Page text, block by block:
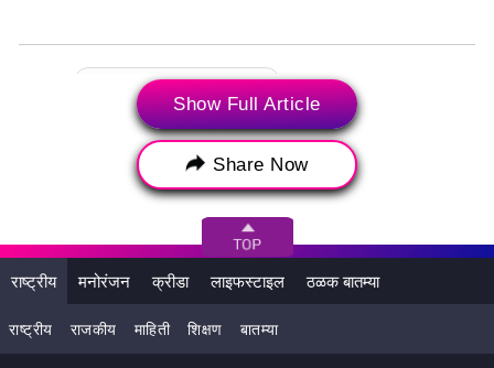
AUS W vs ENG W 1st T20I
AUS W vs ENG W 1st T20I 2025
Australia Women vs England Women 1st T20 Match
Australia Women vs England Women Details
Australia Women vs England Women Head to Head
Records
Australia Women vs England Women Streaming
Show Full Article
Share Now
राष्ट्रीय मनोरंजन क्रीडा लाइफस्टाइल ठळक बातम्या
राष्ट्रीय राजकीय माहिती शिक्षण बातम्या